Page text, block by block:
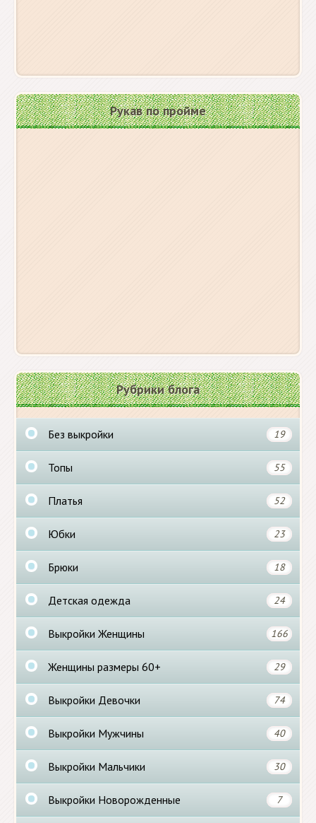
Рукав по пройме
Рубрики блога
Без выкройки 19
Топы 55
Платья 52
Юбки 23
Брюки 18
Детская одежда 24
Выкройки Женщины 166
Женщины размеры 60+ 29
Выкройки Девочки 74
Выкройки Мужчины 40
Выкройки Мальчики 30
Выкройки Новорожденные 7